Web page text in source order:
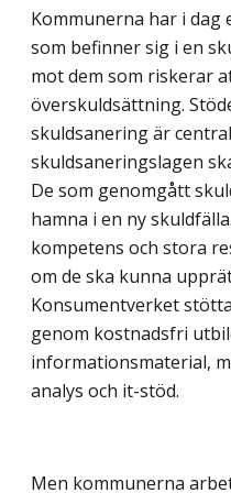
Kommunerna har i dag
som befinner sig i en
mot dem som riskerar
överskuldsättning.
skuldsanering är
skuldsaneringslagen
De som genomgått
hamna i en ny
kompetens och stora
om de ska kunna
Konsumentverket
genom kostnadsfri
informationsmaterial,
analys och it-stöd.
Men kommunerna